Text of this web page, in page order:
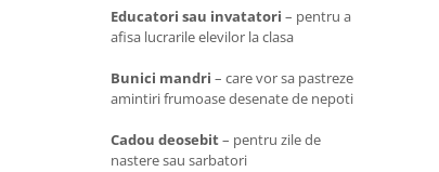
Educatori sau invatatori – pentru a
afisa lucrarile elevilor la clasa
Bunici mandri – care vor sa pastreze
amintiri frumoase desenate de nepoti
Cadou deosebit– pentru zile de
nastere sau sarbatori